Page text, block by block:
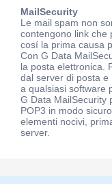
MailSecurity
Le mail spam non
contengono link che
cosí la prima causa
Con G Data
la posta elettronica.
dal server di posta
a qualsiasi software
G Data MailSecurity
POP3 in modo
elementi nocivi,
server.